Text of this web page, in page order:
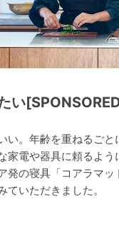
い
い。年齢を重ねるご
家電や器具に頼るよ
発の寝具「コアラマ
ていただきました。